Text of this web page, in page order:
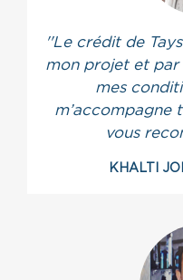
''Le crédit de
mon projet et par
mes
m’accompagne
vous
KHALTI